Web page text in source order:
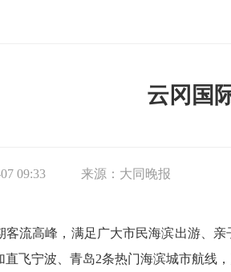
云冈国
09:33 来源： 大同晚报
高峰，满足广大市民海滨出游、亲
飞宁波、青岛2条热门海滨城市航线